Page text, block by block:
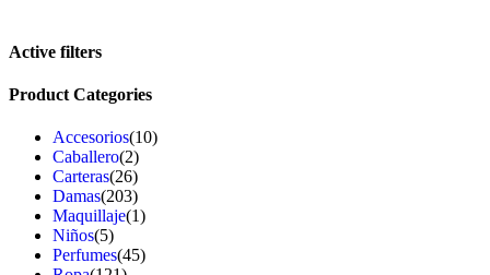
Active filters
Product Categories
Accesorios(10)
Caballero(2)
Carteras(26)
Damas(203)
Maquillaje(1)
Niños(5)
Perfumes(45)